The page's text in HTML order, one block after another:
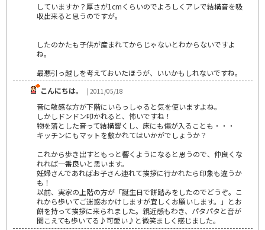
していますか？厚さが1cmくらいのでよろしくアレで結構音を吸
収出来ると思うのですが。
したのかたも子供が産まれてからじゃないとわからないですよ
ね。
最悪引っ越しを考えておいたほうが、いいかもしれないですね。
こんにちは。
| 2011/05/18
音に敏感な方が下階にいらっしゃると気を使いますよね。
しかしドンドン叩かれると、怖いですね！
物を落とした音って結構響くし、床にも傷が入ることも・・・
キッチンにもマットを敷かれてはいかがでしょうか？
これから歩き出すともっと響くようになると思うので、仲良くな
れれば一番良いと思います。
妊婦さんであればお子さん連れて挨拶に行かれたら印象も違うか
も！
以前、実家の上階の方が「誕生日で餅踏みをしたのでどうぞ。こ
れから歩いてご迷惑おかけしますが宜しくお願いします。」とお
餅を持って挨拶に来られました。親近感もわき、パタパタと音が
聞こえても歩いてる♪可愛い♪と微笑ましく感じました。